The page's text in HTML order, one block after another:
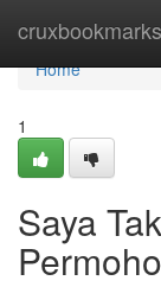
cruxbookmarks
Home
Home
1
Saya